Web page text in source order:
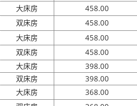
大床房
458.00
双床房
458.00
大床房
458.00
双床房
458.00
大床房
398.00
双床房
398.00
大床房
368.00